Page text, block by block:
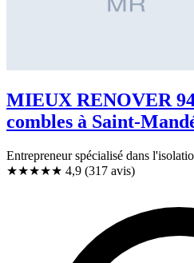
MIEUX RENOVER
combles à Saint-
Entrepreneur spécialisé dans
★★★★★ 4,9 (317 avis)